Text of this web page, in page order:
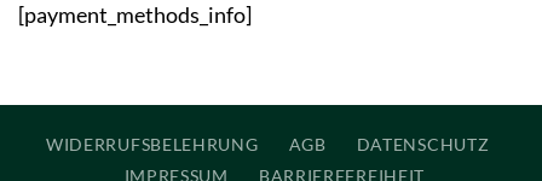
[payment_methods_info]
WIDERRUFSBELEHRUNG AGB
DATENSCHUTZ
IMPRESSUM
BARRIEREFREIHEIT